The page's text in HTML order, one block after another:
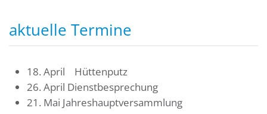
aktuelle Termine
18. April Hüttenputz
26. April Dienstbesprechung
21. Mai Jahreshauptversammlung